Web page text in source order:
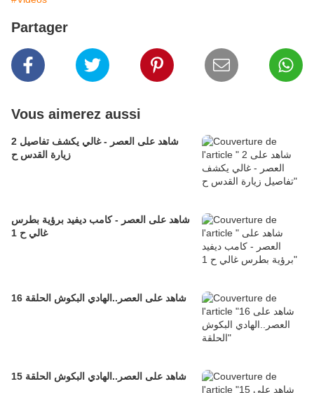
Partager
Vous aimerez aussi
2 شاهد على العصر - غالي يكشف تفاصيل
زيارة القدس ح
شاهد على العصر - كامب ديفيد برؤية بطرس
غالي ح 1
16 شاهد على العصر..الهادي البكوش الحلقة
15 شاهد على العصر..الهادي البكوش الحلقة